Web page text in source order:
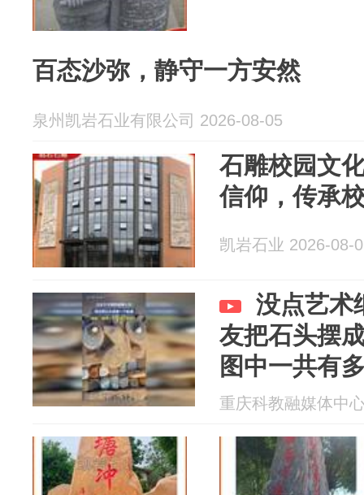
百态沙弥，静守一方安然
泉州凯岩石业有限公司 2026-08-05
石雕校园文
信仰，传承
凯岩石业 2026-08-
没点艺术
友把石头摆
图中一共有
重庆科教融媒体中